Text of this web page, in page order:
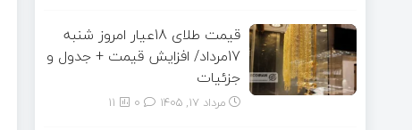
قیمت طلای 18عیار امروز شنبه
17مرداد/ افزایش قیمت + جدول و
جزئیات
مرداد ۱۷, ۱۴۰۵ 11